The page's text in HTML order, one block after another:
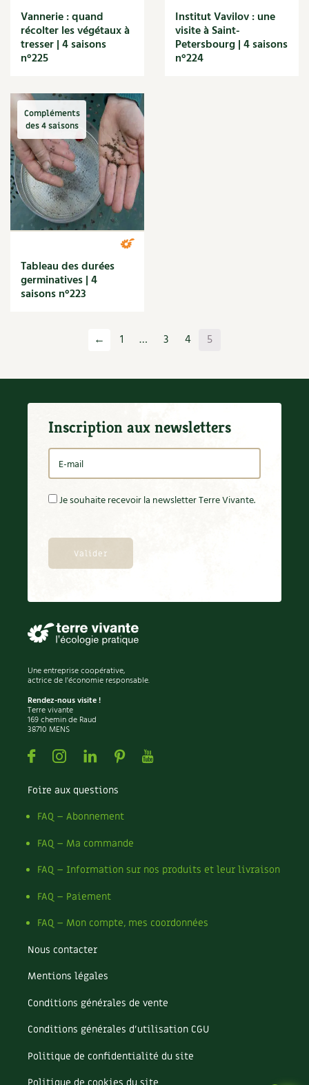
Vannerie : quand
récolter les végétaux à
tresser | 4 saisons
n°225
Institut Vavilov : une
visite à Saint-
Petersbourg | 4 saisons
n°224
Compléments
des 4 saisons
Tableau des durées
germinatives | 4
saisons n°223
← 1 … 3 4 5
Inscription aux newsletters
Je souhaite recevoir la newsletter Terre Vivante.
Une entreprise coopérative,
actrice de l'économie responsable.
Rendez-nous visite !
Terre vivante
169 chemin de Raud
38710 MENS
FacebookInstagramLinkedin
PinterestYoutube
Foire aux questions
FAQ – Abonnement
FAQ – Ma commande
FAQ – Information sur nos produits et leur livraison
FAQ – Paiement
FAQ – Mon compte, mes coordonnées
Nous contacter
Mentions légales
Conditions générales de vente
Conditions générales d’utilisation CGU
Politique de confidentialité du site